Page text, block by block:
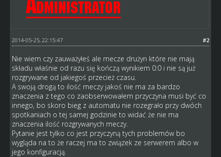
#2
2014-05-25, 22:15:47
Nie wiem czy zauważyłeś ale mecze drużyn które nie mają
składu właśnie od razu się kończą wynikiem 0:0 i nie są już
rozgrywane od jakiegoś przecież czasu.
A swoją drogą to ilość meczy jakoś nie ma za bardzo
znaczenia z tego co zaobserwowałem przyczyna musi być co
innego, bo skoro bieg z automatu nie rozegrało przy dwóch
spotkaniach o tej samej godzinie to widać że nie ma
znaczenia ilość rozgrywanych meczy.
Pytanie jest tylko co jest przyczyną tych problemów bo
wygląda na to że raczej ma to związek ze serwerem albo w
jego konfiguracją.